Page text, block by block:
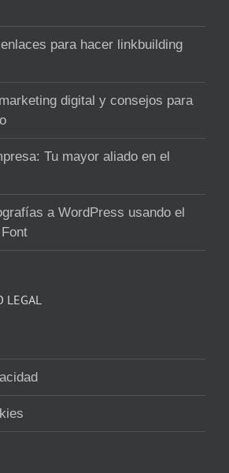
para hacer linkbuilding
digital y consejos para
Tu mayor aliado en el
a WordPress usando el
LEGAL